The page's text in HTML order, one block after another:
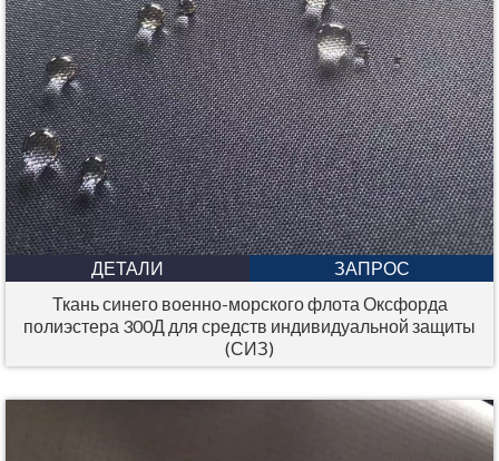
ДЕТАЛИ
ЗАПРОС
Ткань синего военно-морского флота Оксфорда
полиэстера 300Д для средств индивидуальной защиты
(СИЗ)